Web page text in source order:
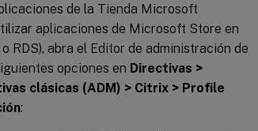
de la Tienda Microsoft
aplicaciones de Microsoft Store en
RDS), abra el Editor de administración de
opciones en Directivas >
clásicas (ADM) > Citrix > Profile
: